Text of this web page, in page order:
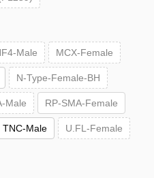
Male MCX-Female
N-Type-Female-BH
Male RP-SMA-Female
TNC-Male U.FL-Female